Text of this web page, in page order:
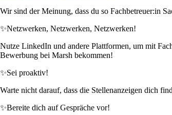
Wir sind der Meinung, dass du so Fachbetreuer:in
✨Netzwerken, Netzwerken, Netzwerken!
Nutze LinkedIn und andere Plattformen, um mit
Bewerbung bei Marsh bekommen!
✨Sei proaktiv!
Warte nicht darauf, dass die Stellenanzeigen dich
✨Bereite dich auf Gespräche vor!